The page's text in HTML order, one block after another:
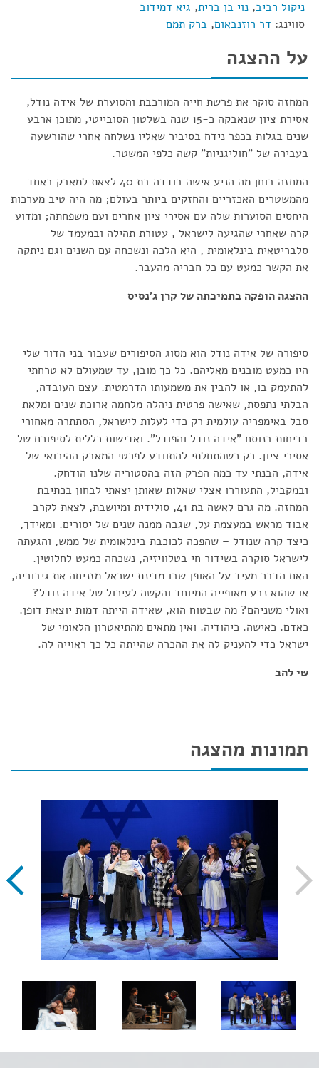
ניקול רביב, נוי בן ברית, גיא דמידוב
סווינג: דר רוזנבאום, ברק תמם
על ההצגה
המחזה סוקר את פרשת חייה המורכבת והסוערת של אידה נודל,
אסירת ציון שנאבקה כ-15 שנה בשלטון הסובייטי, מתוכן ארבע
שנים בגלות בכפר נידח בסיביר שאליו נשלחה אחרי שהורשעה
בעבירה של "חוליגניות" קשה כלפי המשטר.
המחזה בוחן מה הניע אישה בודדה בת 40 לצאת למאבק באחד
מהמשטרים האכזריים והחזקים ביותר בעולם; מה היה טיב מערכות
היחסים הסוערות שלה עם אסירי ציון אחרים ועם משפחתה; ומדוע
קרה שאחרי שהגיעה לישראל , עטורת תהילה ובמעמד של
סלבריטאית בינלאומית , היא הלכה ונשכחה עם השנים וגם ניתקה
את הקשר כמעט עם כל חבריה מהעבר.
ההצגה הופקה בתמיכתה של קרן ג'נסיס
סיפורה של אידה נודל הוא מסוג הסיפורים שעבור בני הדור שלי
היו כמעט מובנים מאליהם. כל כך מובן, עד שמעולם לא טרחתי
להתעמק בו, או להבין את משמעותו הדרמטית. עצם העובדה,
הבלתי נתפסת, שאישה פרטית ניהלה מלחמה ארוכת שנים ומלאת
סבל באימפריה עולמית רק כדי לעלות לישראל, הסתתרה מאחורי
בדיחות בנוסח "אידה נודל והפודל". ואדישות כללית לסיפורם של
אסירי ציון. רק כשהתחלתי להתוודע לפרטי המאבק ההירואי של
אידה, הבנתי עד כמה הפרק הזה בהסטוריה שלנו הודחק.
ובמקביל, התעוררו אצלי שאלות שאותן יצאתי לבחון בכתיבת
המחזה. מה גרם לאשה בת 41, סולידית ומיושבת, לצאת לקרב
אבוד מראש במעצמת על, שגבה ממנה שנים של יסורים. ומאידך,
כיצד קרה שנודל – שהפכה לכוכבת בינלאומית של ממש, והגעתה
לישראל סוקרה בשידור חי בטלוויזיה, נשכחה כמעט לחלוטין.
האם הדבר מעיד על האופן שבו מדינת ישראל מזניחה את גיבוריה,
או שהוא נבע מאופייה המיוחד והקשה לעיכול של אידה נודל?
ואולי משניהם? מה שבטוח הוא, שאידה הייתה דמות יוצאת דופן.
כאדם. כאישה. כיהודיה. ואין מתאים מהתיאטרון הלאומי של
ישראל כדי להעניק לה את ההכרה שהייתה כל כך ראוייה לה.
שי להב
תמונות מהצגה